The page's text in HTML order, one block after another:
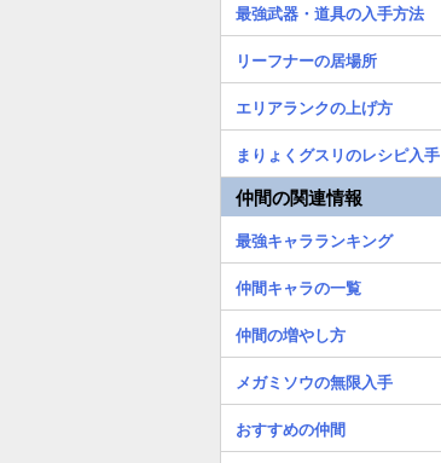
最強武器・道具の入手方法
リーフナーの居場所
エリアランクの上げ方
まりょくグスリのレシピ入手
仲間の関連情報
最強キャラランキング
仲間キャラの一覧
仲間の増やし方
メガミソウの無限入手
おすすめの仲間